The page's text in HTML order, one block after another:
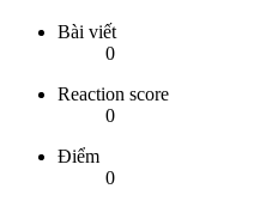
Bài viết
0
Reaction score
0
Điểm
0